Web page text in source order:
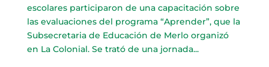
escolares participaron de una capacitación sobre
las evaluaciones del programa “Aprender”, que la
Subsecretaria de Educación de Merlo organizó
en La Colonial. Se trató de una jornada...